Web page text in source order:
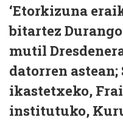
‘Etorkizuna
bitartez
mutil
datorren
ikastetxeko,
institutuko,